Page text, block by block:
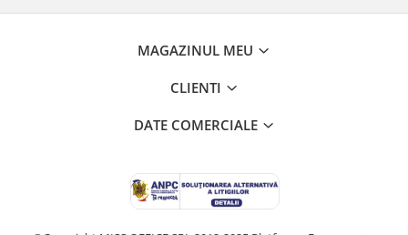
MAGAZINUL MEU
CLIENTI
DATE COMERCIALE